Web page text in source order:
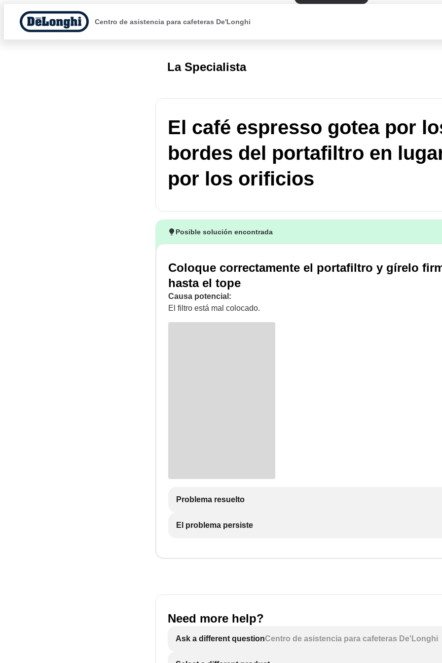
Centro de asistencia para cafeteras De'Longhi
La Specialista
El café espresso gotea por
bordes del portafiltro en
por los orificios
Posible solución encontrada
Coloque correctamente el portafiltro y gírelo
hasta el tope
Causa potencial:
El filtro está mal colocado.
Problema resuelto
El problema persiste
Need more help?
Ask a different questionCentro de asistencia para cafeteras De'Longhi